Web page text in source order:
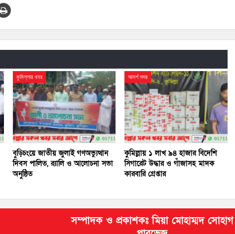
কুমিল্লার খবর
বুড়িচংয়ে জাতীয় জুলাই গণঅভ্যুত্থান
দিবস পালিত, র‍্যালি ও আলোচনা সভা
অনুষ্ঠিত
আদর্শ সদর
কুমিল্লায় ১ লাখ ৯৪ হাজার বিদেশি
সিগারেট উদ্ধার ও গাঁজাসহ মাদক
কারবারি গ্রেপ্তার
সম্পাদক ও প্রকাশকঃ মিয়া মোহাম্মদ সোহাগ